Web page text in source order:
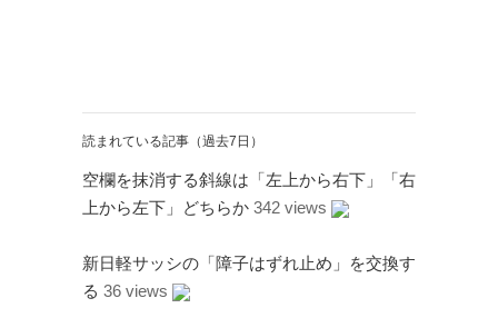
読まれている記事（過去7日）
空欄を抹消する斜線は「左上から右下」「右
上から左下」どちらか 342 views
新日軽サッシの「障子はずれ止め」を交換す
る 36 views